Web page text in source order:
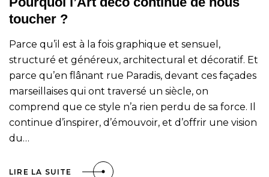
toucher ?
Parce qu’il est à la fois graphique et sensuel,
structuré et généreux, architectural et décoratif. Et
parce qu’en flânant rue Paradis, devant ces façades
marseillaises qui ont traversé un siècle, on
comprend que ce style n’a rien perdu de sa force. Il
continue d’inspirer, d’émouvoir, et d’offrir une vision
du…
LIRE LA SUITE